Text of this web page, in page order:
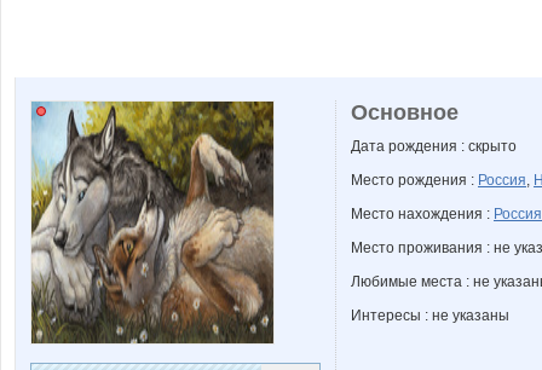
Основное
Дата рождения : скрыто
Место рождения : Россия,
Место нахождения : Россия
Место проживания : не
Любимые места : не
Интересы : не указаны